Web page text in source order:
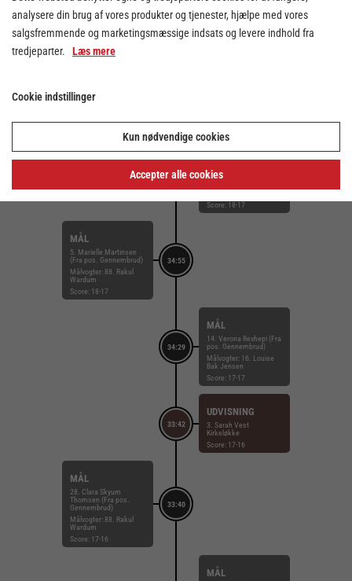
STRAFFEMÅL
35:26
TILKENDT
STRAFFE
9. Mathilde Troelsen
FORÅRSAGEDE
STRAFFE
Score: 18-17
34:55
MÅL
5. Marielle Martinsen
(Fra pos. Gennembrud)
Målvogter: 88. Rakul
Wardum
Score: 18-17
34:29
MÅL
14. Verona Rexhepi (Fra
pos. Gennembrud)
Målvogter: 16. Louise
Bak Jensen
Score: 17-17
33:42
UDVISNING
3. Sarah Vest
Kirkeløkke
Score: 17-16
33:40
MÅL
28. Clara Skyum
Thomsen (Fra pos.
Gennembrud)
Målvogter: 88. Rakul
Wardum
Score: 17-16
MÅL
analysere din brug af vores produkter og tjenester, hjælpe med vores
salgsfremmende og marketingsmæssige indsats og levere indhold fra
tredjeparter. Læs mere
Cookie indstillinger
Kun nødvendige cookies
Accepter alle cookies